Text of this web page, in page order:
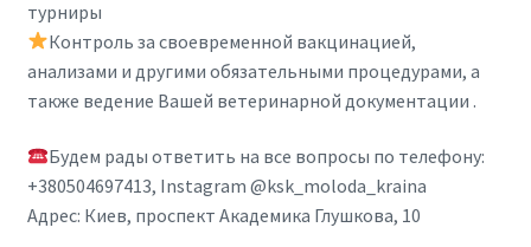
турниры
Контроль за своевременной вакцинацией,
анализами и другими обязательными процедурами, а
также ведение Вашей ветеринарной документации .
Будем рады ответить на все вопросы по телефону:
+380504697413, Instagram @ksk_moloda_kraina
Адрес: Киев, проспект Академика Глушкова, 10